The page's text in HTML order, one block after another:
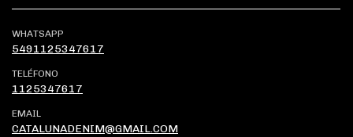
WHATSAPP
5491125347617
TELÉFONO
1125347617
EMAIL
CATALUNADENIM@GMAIL.COM